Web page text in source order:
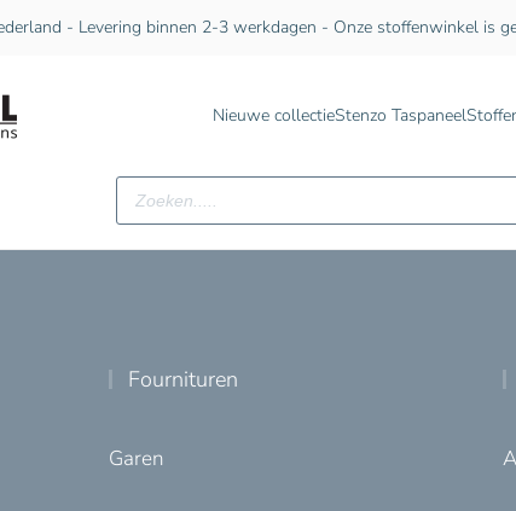
- Levering binnen 2-3 werkdagen - Onze stoffenwinkel is
Nieuwe collectieStenzo Taspaneel
Producten
zoeken
Fournituren
Garen